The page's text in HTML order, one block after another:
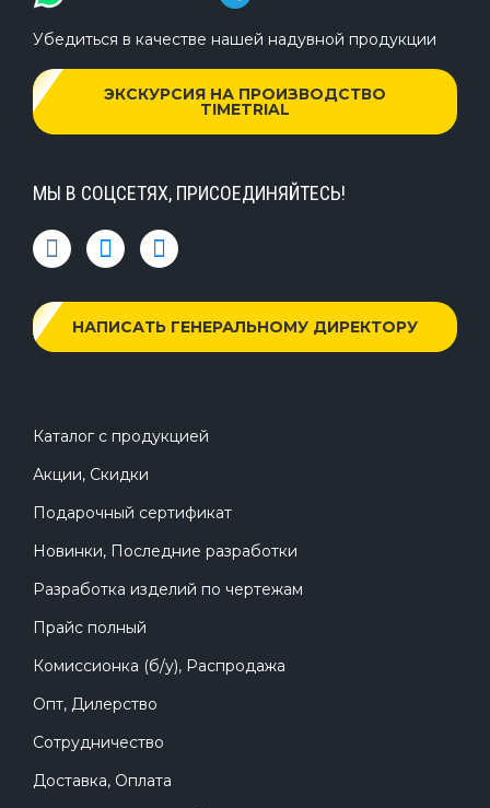
Убедиться в качестве нашей надувной продукции
ЭКСКУРСИЯ НА ПРОИЗВОДСТВО
TIMETRIAL
МЫ В СОЦСЕТЯХ, ПРИСОЕДИНЯЙТЕСЬ!
НАПИСАТЬ ГЕНЕРАЛЬНОМУ ДИРЕКТОРУ
Каталог с продукцией
Акции, Скидки
Подарочный сертификат
Новинки, Последние разработки
Разработка изделий по чертежам
Прайс полный
Комиссионка (б/у), Распродажа
Опт, Дилерство
Сотрудничество
Доставка, Оплата